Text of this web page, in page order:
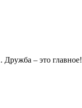
– это главное!